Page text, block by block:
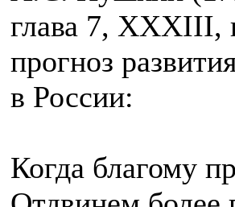
глава 7, XXXIII,
прогноз
в России:
Когда благому